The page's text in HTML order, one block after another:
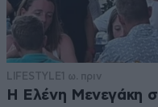
LIFESTYLE1 ω. πριν
Η Ελένη Μενεγάκη